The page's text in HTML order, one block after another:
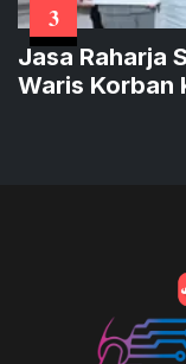
3
Jasa Raharja
Waris Korban